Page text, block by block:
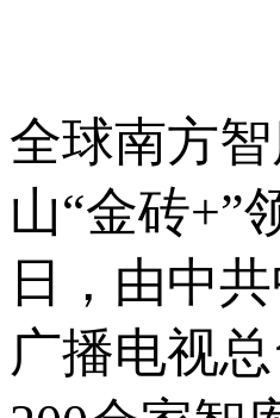
全球南方
山“金砖+”
日，由中
广播电视